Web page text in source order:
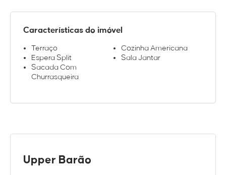
Características do imóvel
Terraço
Espera Split
Sacada Com
Churrasqueira
Cozinha Americana
Sala Jantar
Upper Barão